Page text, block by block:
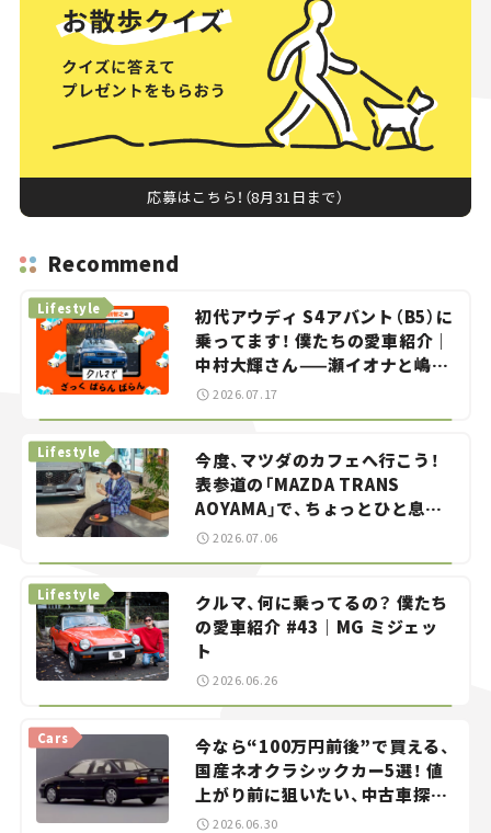
応募はこちら！（8月31日まで）
Recommend
初代アウディ S4アバント（B5）に
乗ってます！ 僕たちの愛車紹介｜
中村大輝さん——瀬イオナと嶋田
智之の「クルマでざっくばらんば
Lifestyle
2026.07.17
今度、マツダのカフェへ行こう！
表参道の「MAZDA TRANS
AOYAMA」で、ちょっとひと息。
——連載｜CCGとクルマでどうす
Lifestyle
2026.07.06
クルマ、何に乗ってるの？ 僕たち
の愛車紹介 #43｜MG ミジェッ
ト
Lifestyle
2026.06.26
今なら“100万円前後”で買える、
国産ネオクラシックカー5選！ 値
上がり前に狙いたい、中古車探し
をお手伝い――ちょっとイケてるマ
Cars
2026.06.30